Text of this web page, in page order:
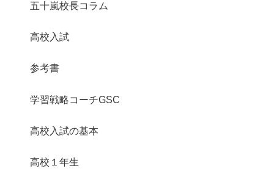
五十嵐校長コラム
高校入試
参考書
学習戦略コーチGSC
高校入試の基本
高校１年生